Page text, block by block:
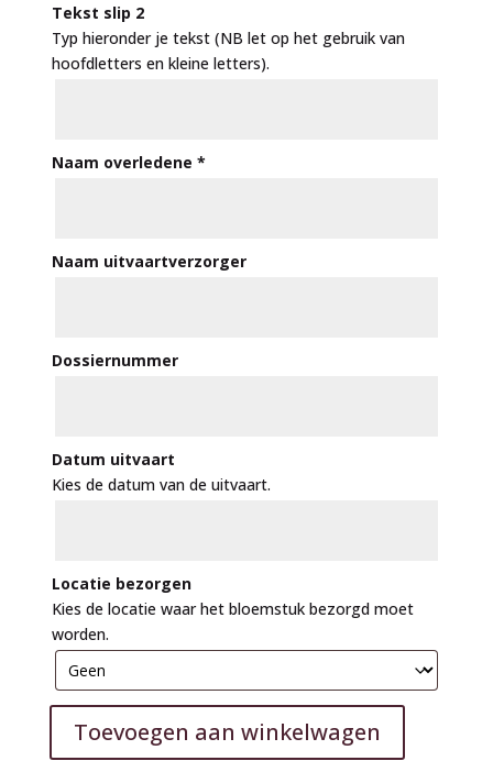
Tekst slip 2
Typ hieronder je tekst (NB let op het gebruik van
hoofdletters en kleine letters).
Naam overledene *
Naam uitvaartverzorger
Dossiernummer
Datum uitvaart
Kies de datum van de uitvaart.
Locatie bezorgen
Kies de locatie waar het bloemstuk bezorgd moet
worden.
Toevoegen aan winkelwagen